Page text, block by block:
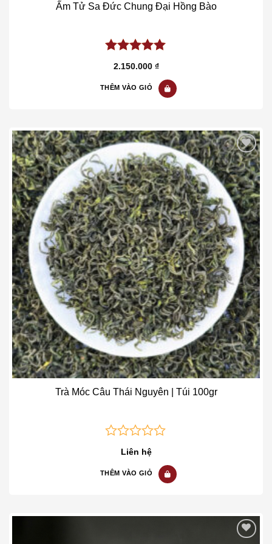
Ấm Tử Sa Đức Chung Đại Hồng Bào
5.00out of
2.150.000 ₫
THÊM VÀO GIỎ
Add to wishlist
Trà Móc Câu Thái Nguyên | Túi 100gr
of
Liên hệ
THÊM VÀO GIỎ